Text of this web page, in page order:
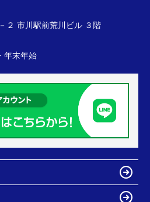
２ 市川駅前荒川ビル ３階
年末年始